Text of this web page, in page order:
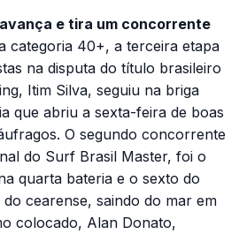
e tira um concorrente
categoria 40+, a terceira etapa
na disputa do título brasileiro
Itim Silva, seguiu na briga
que abriu a sexta-feira de boas
O segundo concorrente
do Surf Brasil Master, foi o
quarta bateria e o sexto do
cearense, saindo do mar em
colocado, Alan Donato,